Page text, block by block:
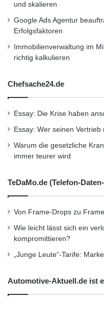
und skalieren
Google Ads Agentur
Erfolgsfaktoren
Immobilienverwaltung im
richtig kalkulieren
Chefsache24.de
Essay: Die Krise haben
Essay: Wer seinen
Warum die gesetzliche
immer teurer wird
TeDaMo.de (Telefon-
Von Frame-Drops zu
Wie leicht lässt sich ein
kompromittieren?
„Junge Leute“-Tarife:
Automotive-Aktuell.de ist